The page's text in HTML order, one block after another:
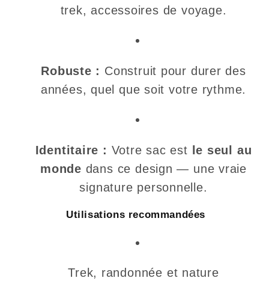
trek, accessoires de voyage.
Robuste : Construit pour durer des
années, quel que soit votre rythme.
Identitaire : Votre sac est le seul au
monde dans ce design — une vraie
signature personnelle.
Utilisations recommandées
Trek, randonnée et nature